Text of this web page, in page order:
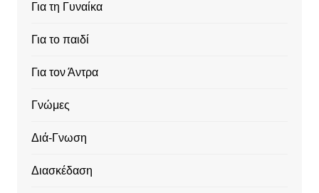
Για τη Γυναίκα
Για το παιδί
Για τον Άντρα
Γνώμες
Διά-Γνωση
Διασκέδαση